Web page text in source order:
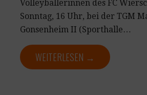
Volleyballerinnen des FC
Sonntag, 16 Uhr, bei der TGM
Gonsenheim II (Sporthalle…
WEITERLESEN →